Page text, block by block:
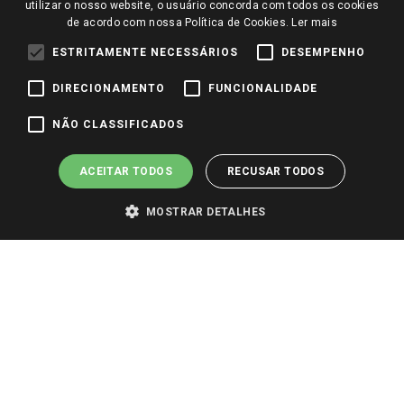
Perguntas frequentes
Identidade Visual
Redes Sociais
Pagamento e Segurança
utilizar o nosso website, o usuário concorda com todos os cookies
de acordo com nossa Política de Cookies. Ler mais
ESTRITAMENTE NECESSÁRIOS DESEMPENHO
DIRECIONAMENTO FUNCIONALIDADE
NÃO CLASSIFICADOS
ACEITAR TODOS RECUSAR TODOS
MOSTRAR DETALHES